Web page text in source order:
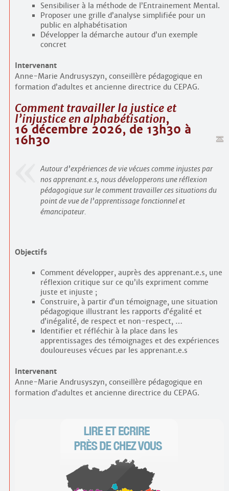
Sensibiliser à la méthode de l’Entrainement Mental.
Proposer une grille d’analyse simplifiée pour un
public en alphabétisation
Développer la démarche autour d’un exemple
concret
Intervenant
Anne-Marie Andrusyszyn, conseillère pédagogique en
formation d’adultes et ancienne directrice du CEPAG.
Comment travailler la justice et
l’injustice en alphabétisation,
16 décembre 2026, de 13h30 à
16h30
Autour d’expériences de vie vécues comme injustes par
nos apprenant.e.s, nous développerons une réflexion
pédagogique sur le comment travailler ces situations du
point de vue de l’apprentissage fonctionnel et
émancipateur.
Objectifs
Comment développer, auprès des apprenant.e.s, une
réflexion critique sur ce qu’ils expriment comme
juste et injuste ;
Construire, à partir d’un témoignage, une situation
pédagogique illustrant les rapports d’égalité et
d’inégalité, de respect et non-respect, …
Identifier et réfléchir à la place dans les
apprentissages des témoignages et des expériences
douloureuses vécues par les apprenant.e.s
Intervenant
Anne-Marie Andrusyszyn, conseillère pédagogique en
formation d’adultes et ancienne directrice du CEPAG.